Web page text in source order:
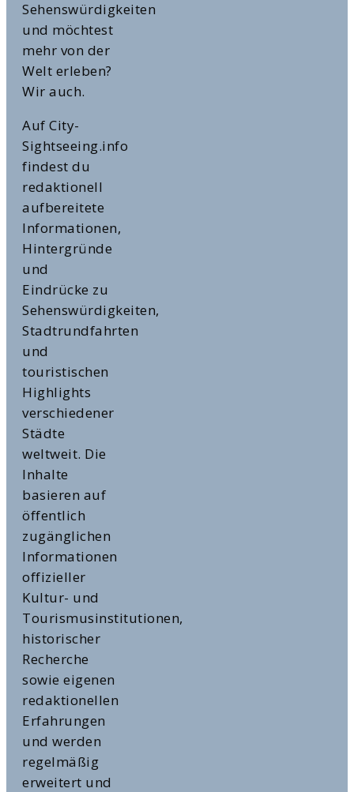
Sehenswürdigkeiten
und möchtest
mehr von der
Welt erleben?
Wir auch.
Auf City-
Sightseeing.info
findest du
redaktionell
aufbereitete
Informationen,
Hintergründe
und
Eindrücke zu
Sehenswürdigkeiten,
Stadtrundfahrten
und
touristischen
Highlights
verschiedener
Städte
weltweit. Die
Inhalte
basieren auf
öffentlich
zugänglichen
Informationen
offizieller
Kultur- und
Tourismusinstitutionen,
historischer
Recherche
sowie eigenen
redaktionellen
Erfahrungen
und werden
regelmäßig
erweitert und